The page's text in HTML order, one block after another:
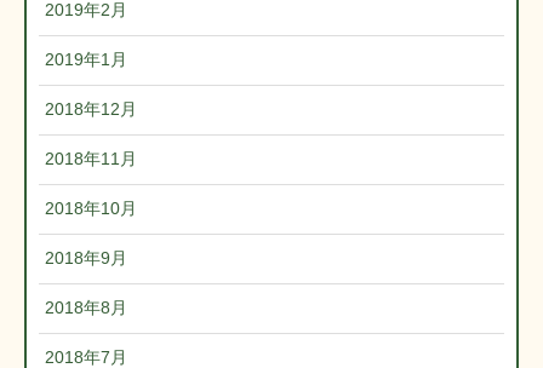
2019年2月
2019年1月
2018年12月
2018年11月
2018年10月
2018年9月
2018年8月
2018年7月